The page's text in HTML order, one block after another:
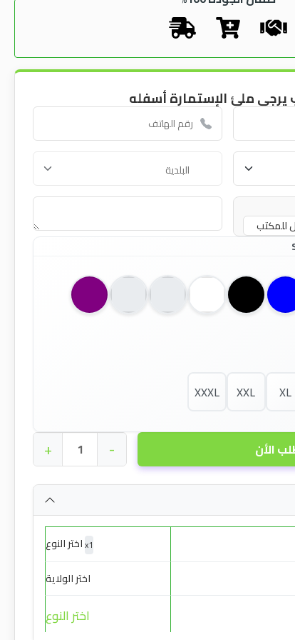
يرجى ملئ الإستمارة أسفله
للمكتب
XL
XXL
XXXL
الأن -
+
x1 اختر النوع
اختر الولاية
اختر النوع